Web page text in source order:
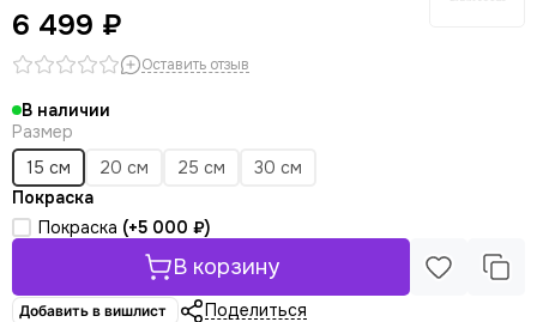
6 499 ₽
Оставить отзыв
В наличии
Размер
15 см
20 см 25 см
30 см
Покраска
Покраска (+5 000 ₽)
В корзину
Добавить в вишлист Поделиться